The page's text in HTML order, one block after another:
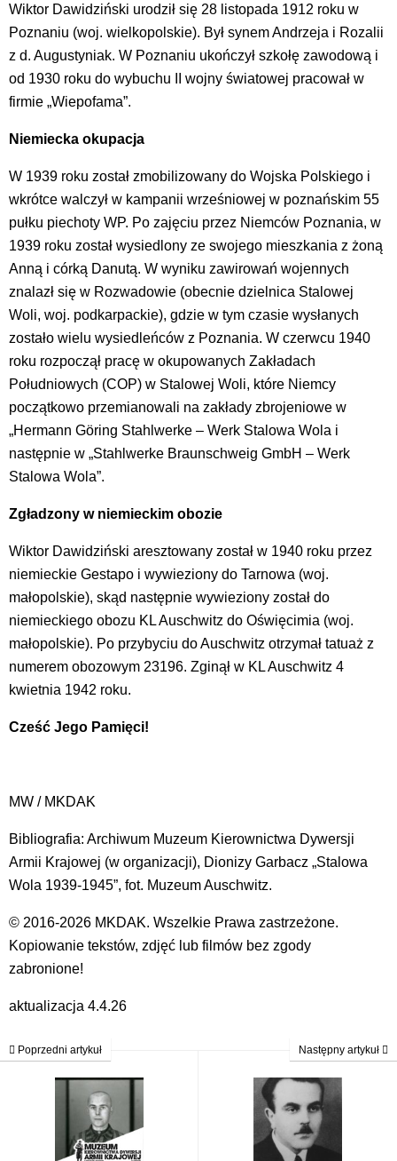
Wiktor Dawidziński urodził się 28 listopada 1912 roku w
Poznaniu (woj. wielkopolskie). Był synem Andrzeja i Rozalii
z d. Augustyniak. W Poznaniu ukończył szkołę zawodową i
od 1930 roku do wybuchu II wojny światowej pracował w
firmie „Wiepofama”.
Niemiecka okupacja
W 1939 roku został zmobilizowany do Wojska Polskiego i
wkrótce walczył w kampanii wrześniowej w poznańskim 55
pułku piechoty WP. Po zajęciu przez Niemców Poznania, w
1939 roku został wysiedlony ze swojego mieszkania z żoną
Anną i córką Danutą. W wyniku zawirowań wojennych
znalazł się w Rozwadowie (obecnie dzielnica Stalowej
Woli, woj. podkarpackie), gdzie w tym czasie wysłanych
zostało wielu wysiedleńców z Poznania. W czerwcu 1940
roku rozpoczął pracę w okupowanych Zakładach
Południowych (COP) w Stalowej Woli, które Niemcy
początkowo przemianowali na zakłady zbrojeniowe w
„Hermann Göring Stahlwerke – Werk Stalowa Wola i
następnie w „Stahlwerke Braunschweig GmbH – Werk
Stalowa Wola”.
Zgładzony w niemieckim obozie
Wiktor Dawidziński aresztowany został w 1940 roku przez
niemieckie Gestapo i wywieziony do Tarnowa (woj.
małopolskie), skąd następnie wywieziony został do
niemieckiego obozu KL Auschwitz do Oświęcimia (woj.
małopolskie). Po przybyciu do Auschwitz otrzymał tatuaż z
numerem obozowym 23196. Zginął w KL Auschwitz 4
kwietnia 1942 roku.
Cześć Jego Pamięci!
MW / MKDAK
Bibliografia: Archiwum Muzeum Kierownictwa Dywersji
Armii Krajowej (w organizacji), Dionizy Garbacz „Stalowa
Wola 1939-1945”, fot. Muzeum Auschwitz.
© 2016-2026 MKDAK. Wszelkie Prawa zastrzeżone.
Kopiowanie tekstów, zdjęć lub filmów bez zgody
zabronione!
aktualizacja 4.4.26
Poprzedni artykuł Następny artykuł